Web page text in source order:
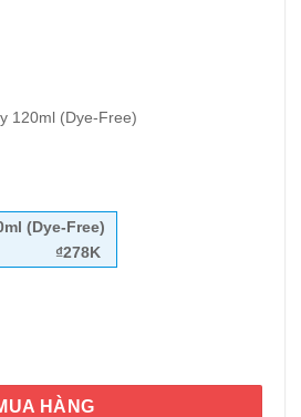
120ml (Dye-Free)
(Dye-Free)
₫278K
tuổi Children’s Tylenol Pain Fever
HÀNG